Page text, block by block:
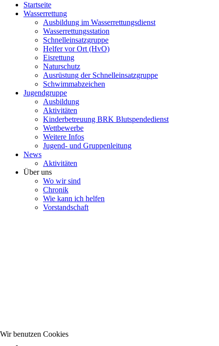
Startseite
Wasserrettung
Ausbildung im Wasserrettungsdienst
Wasserrettungsstation
Schnelleinsatzgruppe
Helfer vor Ort (HvO)
Eisrettung
Naturschutz
Ausrüstung der Schnelleinsatzgruppe
Schwimmabzeichen
Jugendgruppe
Ausbildung
Aktivitäten
Kinderbetreuung BRK Blutspendedienst
Wettbewerbe
Weitere Infos
Jugend- und Gruppenleitung
News
Aktivitäten
Über uns
Wo wir sind
Chronik
Wie kann ich helfen
Vorstandschaft
Wir benutzen Cookies